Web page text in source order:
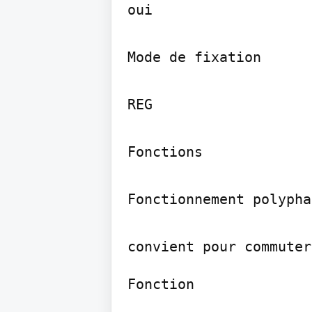
oui
Mode de fixation
REG
Fonctions
Fonctionnement
Fonction